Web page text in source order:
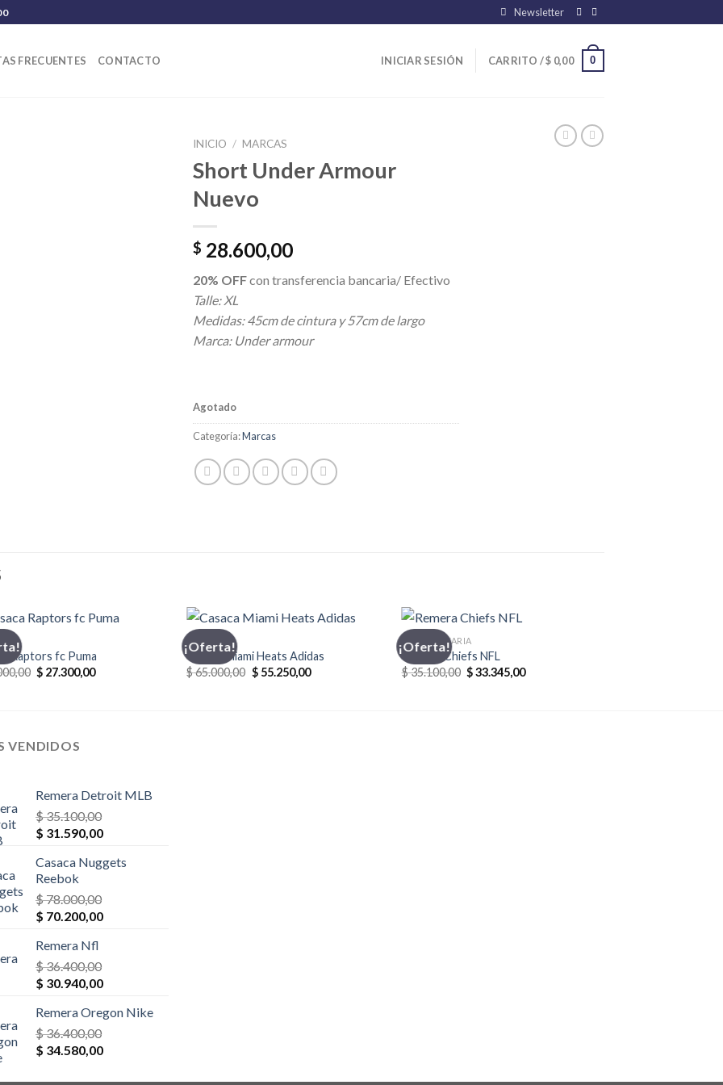
Newsletter
FRECUENTES CONTACTO INICIAR SESIÓN CARRITO /$ 0,00 0
INICIO / MARCAS
Short Under Armour
Nuevo
$ 28.600,00
20% OFFcon transferencia bancaria/ Efectivo
Talle: XL
Medidas: 45cm de cintura y 57cm de largo
Marca: Under armour
Agotado
Categoría:Marcas
Raptors fc Puma
El
precio
$ 27.300,00El
¡Oferta!
ADIDAS
Casaca Miami Heats Adidas
$65.000,00 El
precio
$55.250,00El
¡Oferta!
INDUMENTARIA
Remera Chiefs NFL
$35.100,00 El
precio
$33.345,00El
VENDIDOS
Remera Detroit MLB
$35.100,00
El
original
era:
$ 35.100,00.
$ 31.590,00El
actual
Casaca Nuggets
Reebok
$78.000,00
El
original
era:
$ 78.000,00.
$ 70.200,00El
$ 70.200,00.
Remera Nfl
$36.400,00
El
original
era:
$ 36.400,00.
$ 30.940,00El
actual
$ 30.940,00.
Remera Oregon Nike
$36.400,00
El
$ 34.580,00El